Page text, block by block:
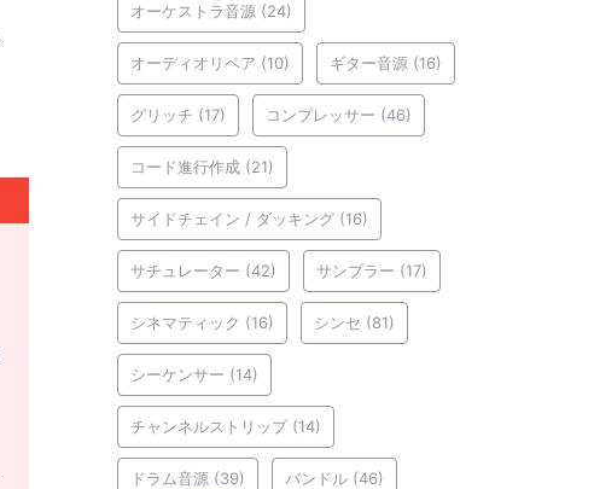
オーケストラ音源 (24)
オーディオリペア (10) ギター音源 (16)
グリッチ (17) コンプレッサー (46)
コード進行作成 (21)
サイドチェイン / ダッキング (16)
サチュレーター (42) サンプラー (17)
シネマティック (16) シンセ (81)
シーケンサー (14)
チャンネルストリップ(14)
ドラム音源 (39) バンドル (46)